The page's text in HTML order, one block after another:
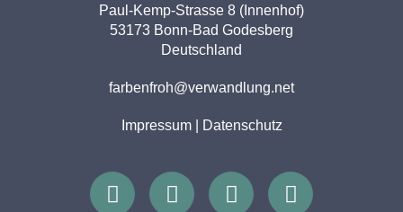
Paul-Kemp-Strasse 8 (Innenhof)
53173 Bonn-Bad Godesberg
Deutschland
farbenfroh@verwandlung.net
Impressum| Datenschutz